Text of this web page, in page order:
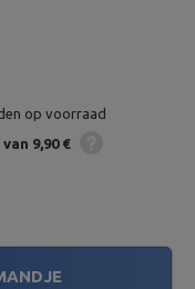
op voorraad
van 9,90 €